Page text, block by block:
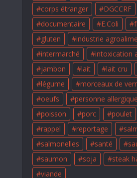
corps étranger
DGCCRF
documentaire
E.Coli
gluten
industrie
intermarché
intoxication
jambon
lait lait cru
légume
morceaux de
oeufs
personne allergique
poisson
porc poulet
rappel
reportage
salmonelles
santé
saumon
soja steak
viande